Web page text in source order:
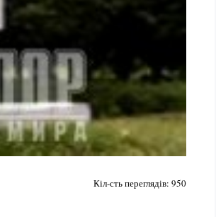
Кіл-сть переглядів: 950